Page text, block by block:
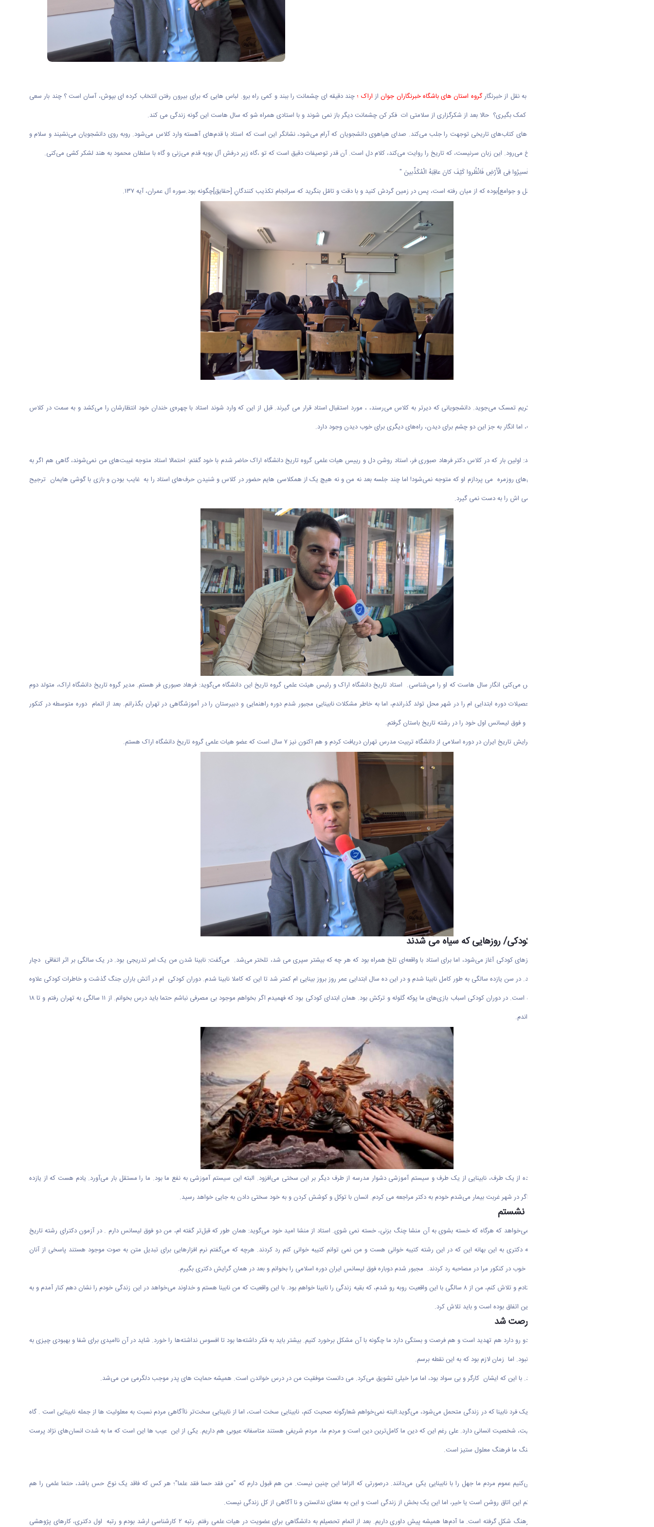
به گزارش روابط عمومی دانشگاه اراک به نقل از خبرنگارگروه استان هایباشگاه خبرنگاران جواناز اراک ؛ چند دقیقه ای چشمانت را ببند و کمی راه برو. لباس هایی که برای بیرون رفتن انتخاب کرده ای بپوش، آسان است ؟ چند بار سعی
کردی چشم هایت را باز کنی و از آن ها کمک بگیری؟ حالا بعد از شکرگزاری از سلامتی ات فکر کن چشمانت دیگر باز نمی شوند و با استادی همراه شو که سال هاست این گونه زندگی می کند.
وارد کلاس که بشوی، اول از همه قفسه‌های کتاب‌های تاریخی توجهت را جلب می‌کند. صدای هیاهوی دانشجویان که آرام می‌شود، نشانگر این است که استاد با قدم‌های آهسته وارد کلاس می‌شود. روبه روی دانشجویان می‌نشیند و سلام و
احوال پرسی می‌کند. فورا به سراغ تاریخ می‌رود. این زبان سرنیست، که تاریخ را روایت می‌کند، کلام دل است. آن قدر توصیفات دقیق است که تو ،گاه زیر درفش آل بویه قدم می‌زنی و گاه با سلطان محمود به هند لشکر کشی می‌کنی.
مگر نه آنکه " قَدْ خَلَتْ مِنْ قَبْلِکُمْ سُنَنٌ فَسیرُوا فِی الْأَرْضِ فَانْظُروا کَیْفَ کانَ عاقِبَهُ الْمُکَذِّبینَ "
قطعاً پیش از شما روش‏هایی [در میان ملل و جوامع‏]بوده که از میان رفته است، پس در زمین گردش کنید و با دقت و تامّل بنگرید که سرانجام تکذیب کنندگانِ [حقایق‏]چگونه بود.سوره آل عمران، آیه ۱۳۷.
در صحبت هایش مدام به آیات قرآن کریم تمسک می‌جوید. دانشجویانی که دیرتر به کلاس می‌رسند، ، مورد استقبال استاد قرار می گیرند. قبل از این که وارد شوند استاد با چهره‌ی خندان خود انتظارشان را می‌کشد و به سمت در کلاس
متمایل می‌شود. استاد، روشن دل است، اما انگار به جز این دو چشم برای دیدن، راه‌های دیگری برای خوب دیدن وجود دارد.
یکی از دانشجویان کلاس استاد می‌گوید: اولین بار که در کلاس دکتر فرهاد صبوری فر، استاد روشن دل و رییس هیات علمی گروه تاریخ دانشگاه اراک حاضر شدم با خود گفتم: احتمالا استاد متوجه غیبت‌های من نمی‌شوند، گاهی هم اگر به
کلاس درسش بیایم به کار‌ها و سرگرمی‌های روزمره می پردازم او که متوجه نمی‌شود! اما چند جلسه بعد نه من و نه هیچ یک از همکلاسی هایم حضور در کلاس و شنیدن حرف‌های استاد را به غایب بودن و بازی با گوشی هایمان ترجیح
ندادیم. سرکلاس استاد کسی حتی گوشی اش را به دست نمی گیرد.
استاد گرم صحبت می‌ شود و تو احساس می‌کنی انگار سال هاست که او را می‌شناسی. استاد تاریخ دانشگاه اراک و رئیس هیئت علمی گروه تاریخ این دانشگاه می‌گوید: فرهاد صبوری فر هستم. مدیر گروه تاریخ دانشگاه اراک، متولد دوم
شهریور ماه ۱۳۵۵ در شهر کرمانشاه. تحصیلات دوره ابتدایی ام را در شهر محل تولد گذراندم، اما به خاطر مشکلات نابینایی مجبور شدم دوره راهنمایی و دبیرستان را در آموزشگاهی در تهران بگذرانم. بعد از اتمام دوره متوسطه در کنکور
شرکت کردم. از دانشگاه تهران لیسانس و فوق لیسانس اول خود را در رشته تاریخ باستان گرفتم.
فوق لیسانس دوم و دکتری خود را در گرایش تاریخ ایران در دوره اسلامی از دانشگاه تربیت مدرس تهران دریافت کردم و هم اکنون نیز ۷ سال است که عضو هیات علمی گروه تاریخ دانشگاه اراک هستم.
طعم تلخ و شیرین روزهای کودکی/ روزهایی که سیاه می شدند
ابتدای هر سرگذشتی از شیرین‌ترین روز‌های کودکی آغاز می‌شود، اما برای استاد با واقعه‌ای تلخ همراه بود که هر چه که بیشتر سپری می شد، تلختر می‌شد. می‌گفت: نابینا شدن من یک امر تدریجی بود. در یک سالگی بر اثر اتفاقی دچار
آسیب شدم و فرآیند نابینا شدن آغازشد. در سن یازده سالگی به طور کامل نابینا شدم و در این ده سال ابتدایی عمر روز بروز بینایی ام کمتر شد تا این که کاملا نابینا شدم. دوران کودکی ام در آتش باران جنگ گذشت و خاطرات کودکی علاوه
بر نابینایی با جنگ نیز درهم تنیده شده است. در دوران کودکی اسباب بازی‌های ما پوکه گلوله و ترکش بود. همان ابتدای کودکی بود که فهمیدم اگر بخواهم موجود بی مصرفی نباشم حتما باید درس بخوانم. از ۱۱ سالگی به تهران رفتم و تا ۱۸
سالگی در مدرسه شبانه روزی درس خواندم.
روزگار خیلی سخت بود. دوری از خانواده از یک طرف، نابینایی از یک طرف و سیستم آموزشی دشوار مدرسه از طرف دیگر بر این سختی می‌افزود. البته این سیستم آموزشی به نفع ما بود. ما را مستقل بار می‌آورد. یادم هست که از یازده
سالگی لباس هایم را خودم می‌شستم، اگر در شهر غربت بیمار می‌شدم خودم به دکتر مراجعه می کردم. انسان با توکل و کوشش کردن و به خود سختی دادن به جایی خواهد رسید.
من به این سادگی از پا نمی نشستم
اما عبور از تاریکی و رنج، منشا امیدی می‌خواهد که هرگاه که خسته بشوی به آن منشا چنگ بزنی، خسته نمی شوی. استاد از منشا امید خود می‌گوید: همان طور که قبل‌تر گفته ام، من دو فوق لیسانس دارم . در آزمون دکترای رشته تاریخ
باستان شرکت کردم، اما مرا در مصاحبه دکتری به این بهانه این که در این رشته کتیبه خوانی هست و من نمی توانم کتیبه خوانی کنم رد کردند. هرچه که می‌گفتم نرم افزار‌هایی برای تبدیل متن به صوت موجود هستند پاسخی از آنان
نمی‌شنیدم. با وجود سوابق خوب و رتبه خوب در کنکور مرا در مصاحبه رد کردند. مجبور شدم دوباره فوق لیسانس ایران دوره اسلامی را بخوانم و بعد در همان گرایش دکتری بگیرم.
اما چند عامل باعث شد که من از پا نیفتادم و تلاش کنم، من از ۸ سالگی با این واقعیت روبه رو شدم، که بقیه زندگی را نابینا خواهم بود. با این واقعیت که من نابینا هستم و خداوند می‌خواهد در این زندگی خودم را نشان دهم کنار آمدم و به
این نقطه رسیدم که حتما مصلحت در این اتفاق بوده است و باید تلاش کرد.
نابینایی، تهدیدی که برایم فرصت شد
هر مشکلی که برای ما به وجود می‌آید دو رو دارد هم تهدید است و هم فرصت و بستگی دارد ما چگونه با آن مشکل برخورد کنیم. بیشتر باید به فکر داشته‌ها بود تا افسوس نداشته‌ها را خورد. شاید در آن ناامیدی برای شفا و بهبودی چیزی به
دست آوردم که برایم کمتر از بینا شدن نبود. اما زمان لازم بود که به این نقطه برسم.
عامل تاثیرگذار دیگر شخصیت پدرم بود. با این که ایشان کارگر و بی سواد بود، اما مرا خیلی تشویق می‌کرد. می دانست موفقیت من در درس خواندن است. همیشه حمایت های پدر موجب دلگرمی من می‌شد.
از نابینایی برایت می‌گوید، از رنج‌های یک فرد نابینا که در زندگی متحمل می‌شود، می‌گوید:البته نمی‌خواهم شعارگونه صحبت کنم، نابینایی سخت است، اما از نابینایی سخت‌تر ناآگاهی مردم نسبت به معلولیت ها از جمله نابینایی است . گاه
فراموش می‌کنیم یک فرد صاحب معلولیت، شخصیت انسانی دارد. علی رغم این که دین ما کامل‌ترین دین است و مردم ما، مردم شریفی هستند متاسفانه عیوبی هم داریم. یکی از این عیب ها این است که ما به شدت انسان‌های نژاد پرست
و ضعیف ستیز هستیم. حتی گاهی فرهنگ ما فرهنگ معلول ستیز است.
استاد از جهل می گوید: گاه که نگاه می‌کنیم عموم مردم ما جهل را با نابینایی یکی می‌دانند. درصورتی که الزاما این چنین نیست. من هم قبول دارم که "من فقد حسا فقد علما"؛ هر کس که فاقد یک نوع حس باشد، حتما علمی را هم
ندارد.این طبیعی است. من الان نمی‌دانم این اتاق روشن است یا خیر، اما این یک بخش از زندگی است و این به معنای ندانستن و نا آگاهی از کل زندگی نیست.
می گوید:نابینایی سخت است، چون فرهنگ شکل گرفته است. ما آدم‌ها همیشه پیش داوری داریم. بعد از اتمام تحصیلم به دانشگاهی برای عضویت در هیات علمی رفتم. رتبه ۲ کارشناسی ارشد بودم و رتبه اول دکتری، کار‌های پژوهشی